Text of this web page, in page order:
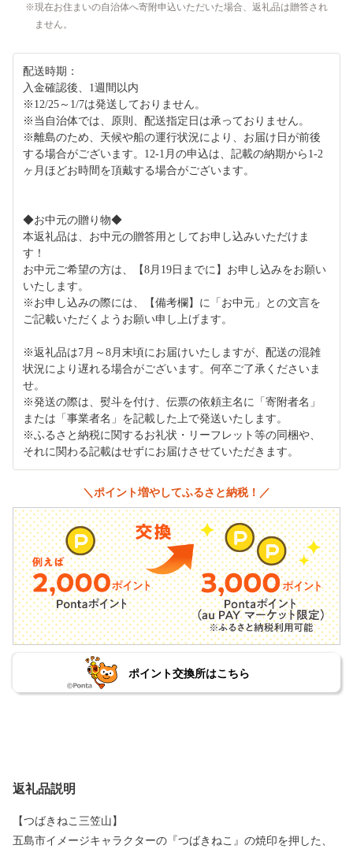
現在お住まいの自治体へ寄附申込いただいた場合、返礼品は贈答され
ません。
配送時期：
入金確認後、1週間以内
※12/25～1/7は発送しておりません。
※当自治体では、原則、配送指定日は承っておりません。
※離島のため、天候や船の運行状況により、お届け日が前後
する場合がございます。12-1月の申込は、記載の納期から1-2
ヶ月ほどお時間を頂戴する場合がございます。
◆お中元の贈り物◆
本返礼品は、お中元の贈答用としてお申し込みいただけま
す！
お中元ご希望の方は、【8月19日までに】お申し込みをお願い
いたします。
※お申し込みの際には、【備考欄】に「お中元」との文言を
ご記載いただくようお願い申し上げます。
※返礼品は7月～8月末頃にお届けいたしますが、配送の混雑
状況により遅れる場合がございます。何卒ご了承くださいま
せ。
※発送の際は、熨斗を付け、伝票の依頼主名に「寄附者名」
または「事業者名」を記載した上で発送いたします。
※ふるさと納税に関するお礼状・リーフレット等の同梱や、
それに関わる記載はせずにお届けさせていただきます。
＼ポイント増やしてふるさと納税！／
ポイント交換所はこちら
返礼品説明
【つばきねこ三笠山】
五島市イメージキャラクターの『つばきねこ』の焼印を押した、